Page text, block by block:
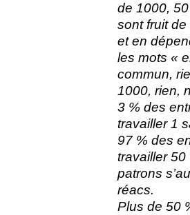
de 1000, 50
sont fruit
et en
les mots «
commun,
1000, rien,
3 % des
travailler 1
97 % des
travailler
patrons
réacs.
Plus de 50